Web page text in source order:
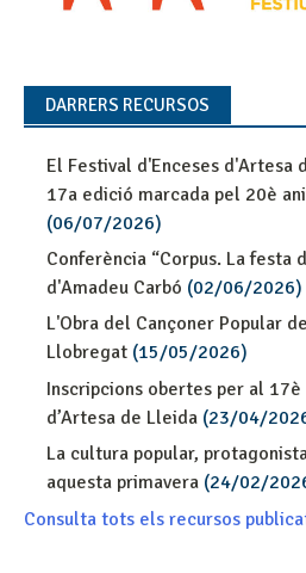
DARRERS RECURSOS
El Festival d'Enceses d'Artesa
17a edició marcada pel 20è
(06/07/2026)
Conferència “Corpus. La festa
d'Amadeu Carbó (02/06/2026)
L'Obra del Cançoner Popular
Llobregat (15/05/2026)
Inscripcions obertes per al 17è
d’Artesa de Lleida (23/04/
La cultura popular,
aquesta primavera (24/02/
Consulta tots els recursos